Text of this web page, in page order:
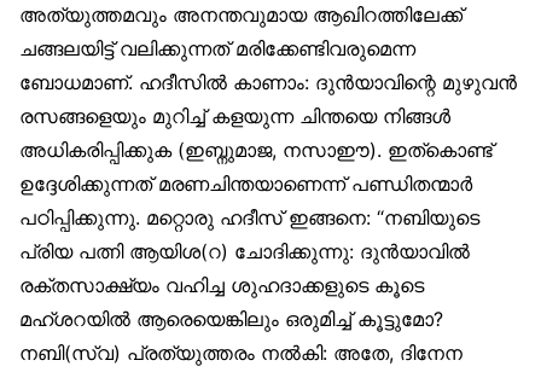
അത്യുത്തമവും അനന്തവുമായ ആഖിറത്തിലേക്ക്
ചങ്ങലയിട്ട് വലിക്കുന്നത് മരിക്കേണ്ടിവരുമെന്ന
ബോധമാണ്. ഹദീസില്‍ കാണാം: ദുന്‍യാവിന്റെ മുഴുവന്‍
രസങ്ങളെയും മുറിച്ച് കളയുന്ന ചിന്തയെ നിങ്ങള്‍
അധികരിപ്പിക്കുക (ഇബ്നുമാജ, നസാഈ). ഇത്കൊണ്ട്
ഉദ്ദേശിക്കുന്നത് മരണചിന്തയാണെന്ന് പണ്ഡിതന്മാര്‍
പഠിപ്പിക്കുന്നു. മറ്റൊരു ഹദീസ് ഇങ്ങനെ: “നബിയുടെ
പ്രിയ പത്നി ആയിശ(റ) ചോദിക്കുന്നു: ദുന്‍യാവില്‍
രക്തസാക്ഷ്യം വഹിച്ച ശുഹദാക്കളുടെ കൂടെ
മഹ്ശറയില്‍ ആരെയെങ്കിലും ഒരുമിച്ച് കൂട്ടുമോ?
നബി(സ്വ) പ്രത്യുത്തരം നല്‍കി: അതേ, ദിനേന